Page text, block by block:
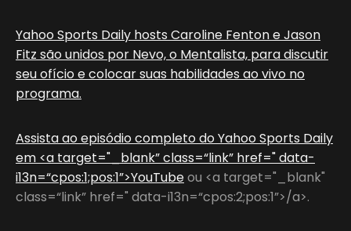
Yahoo Sports Daily hosts Caroline Fenton e Jason
Fitz são unidos por Nevo, o Mentalista, para discutir
seu ofício e colocar suas habilidades ao vivo no
programa.
Assista ao episódio completo do Yahoo Sports Daily
em <a target="_blank” class=“link” href=" data-
i13n=“cpos:1;pos:1”>YouTubeou <a target="_blank"
class=“link” href=" data-i13n=“cpos:2;pos:1”>/a>.